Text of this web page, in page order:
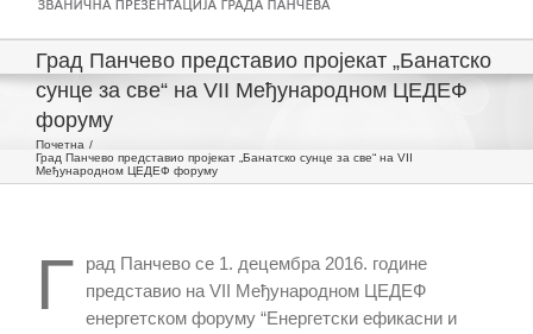
Град Панчево представио пројекат „Банатско
сунце за све“ на VII Међународном ЦЕДЕФ
форуму
Почетна
Град Панчево представио пројекат „Банатско сунце за све“ на VII
Међународном ЦЕДЕФ форуму
Г
рад Панчево се 1. децембра 2016. године
представио на VII Међународном ЦЕДЕФ
енергетском форуму “Енергетски ефикасни и